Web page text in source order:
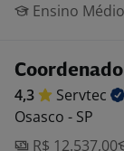
Ensino
4,3
Servtec
Osasco - SP
R$ 12.537,00